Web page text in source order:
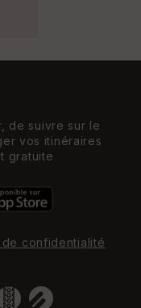
de suivre sur le
vos itinéraires
gratuite
de confidentialité